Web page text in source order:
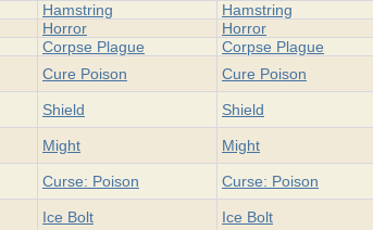
Hamstring Hamstring
Horror Horror
Corpse Plague Corpse Plague
Cure Poison Cure Poison
Shield Shield
Might Might
Curse: Poison Curse: Poison
Ice Bolt Ice Bolt